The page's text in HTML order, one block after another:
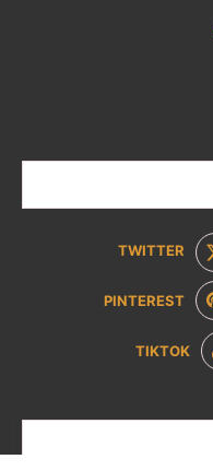
TWITTER
PINTEREST
TIKTOK